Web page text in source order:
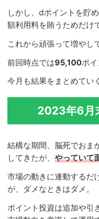
しかし、dポイントを貯
額利用料を賄うためだけ
これから頑張って増やし
前回時点では95,100ポ
今月も結果をまとめてい
2023年6月
結構な期間、脳死でおま
してきたが、 やっていて
市場の動きに連動するだ
が、ダメなときはダメ。
ポイント投資は追加や引